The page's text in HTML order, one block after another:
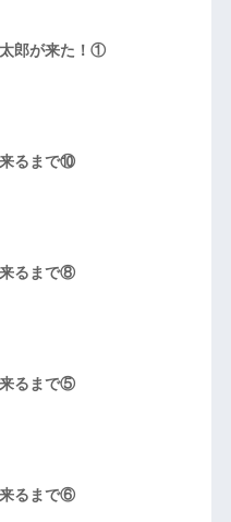
郎が来た！①
るまで⑩
るまで⑧
るまで⑤
るまで⑥